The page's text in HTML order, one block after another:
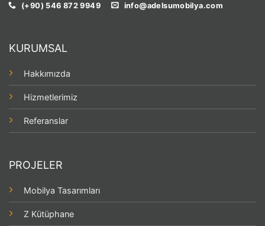
(+90) 546 872 9949 info@adelsumobilya.com
KURUMSAL
Hakkımızda
Hizmetlerimiz
Referanslar
PROJELER
Mobilya Tasarımları
Z Kütüphane